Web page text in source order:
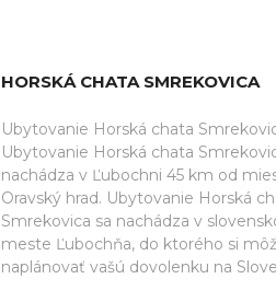
HORSKÁ CHATA SMREKOVICA
Ubytovanie Horská chata
Ubytovanie Horská chata
nachádza v Ľubochni 45 km od
Oravský hrad. Ubytovanie Horská
Smrekovica sa nachádza v
meste Ľubochňa, do ktorého si
naplánovať vašú dovolenku na